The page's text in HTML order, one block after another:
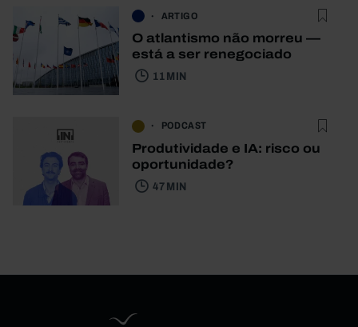
ARTIGO
O atlantismo não morreu —
está a ser renegociado
11 MIN
PODCAST
Produtividade e IA: risco ou
oportunidade?
47 MIN